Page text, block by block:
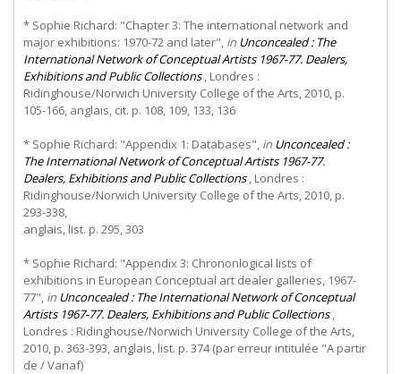
* Sophie Richard: "Chapter 3: The international network and
major exhibitions: 1970-72 and later", in Unconcealed : The
International Network of Conceptual Artists 1967-77. Dealers,
Exhibitions and Public Collections, Londres :
Ridinghouse/Norwich University College of the Arts, 2010, p.
105-166, anglais, cit. p. 108, 109, 133, 136
* Sophie Richard: "Appendix 1: Databases", in Unconcealed :
The International Network of Conceptual Artists 1967-77.
Dealers, Exhibitions and Public Collections , Londres :
Ridinghouse/Norwich University College ofthe Arts,2010, p.
293-338,
anglais, list. p. 295, 303
* Sophie Richard: "Appendix 3: Chrononlogical lists of
exhibitions in European Conceptual art dealer galleries, 1967-
77", in Unconcealed : The International Network of Conceptual
Artists 1967-77. Dealers, Exhibitions and Public Collections,
Londres : Ridinghouse/Norwich University College of the Arts,
2010, p. 363-393, anglais, list. p. 374 (par erreur intitulée "A partir
de / Vanaf)